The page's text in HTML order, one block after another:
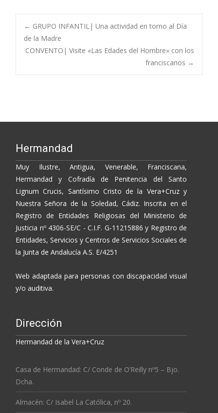
e
b
o
o
k
itt
er
p
y
Li
n
k
m
p
ar
ti
r
Post
navigation
← GRUPO INFANTIL| Una actividad en torno al Día
de la Madre
CONVENTO| Visite «Las Edades del Hombre» con los
franciscanos →
Hermandad
Muy Ilustre, Antigua, Venerable, Franciscana,
Hermandad y Cofradía de Penitencia del Santo
Lignum Crucis, Santísimo Cristo de la Vera+Cruz y
Nuestra Señora de la Soledad, Cádiz. Inscrita en el
Registro de Entidades Religiosas del Ministerio de
Justicia nº 4306-SE/C - C.I.F. G-11215886 y Registro de
Entidades, Servicios y Centros de Servicios Sociales de
la Junta de Andalucía A.S. E/4251
Web adaptada para personas con discapacidad visual
y/o auditiva.
Dirección
Hermandad de la Vera+Cruz
Casa de Hermandad: C/ Conde de O’Reilly nº5 – Bjo.
Dcha.
Almacén: C/ Isabel La Católica, nº 20.